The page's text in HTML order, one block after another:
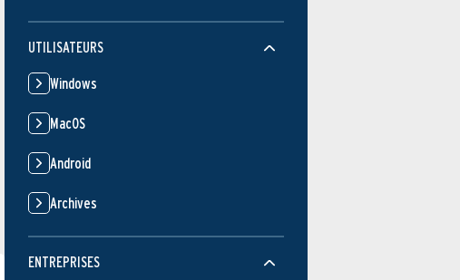
UTILISATEURS
Windows
MacOS
Android
Archives
ENTREPRISES